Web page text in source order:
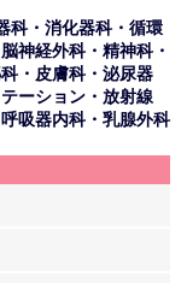
科・消化器科・循環
神経外科・精神科・
・皮膚科・泌尿器
ーション・放射線
吸器内科・乳腺外科